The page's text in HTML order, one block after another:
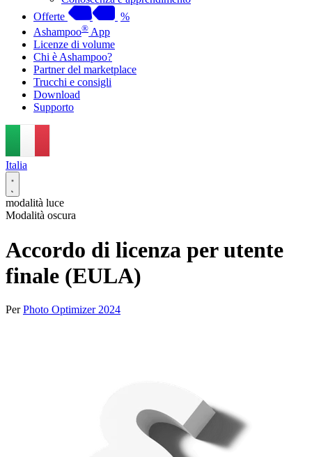
Offerte
%
Ashampoo® App
Licenze di volume
Chi è Ashampoo?
Partner del marketplace
Trucchi e consigli
Download
Supporto
Italia
modalità luce
Modalità oscura
Accordo di licenza per utente
finale (EULA)
PerPhoto Optimizer 2024